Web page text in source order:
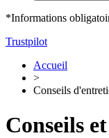
*Informations
Trustpilot
Accueil
>
Conseils
Conseils